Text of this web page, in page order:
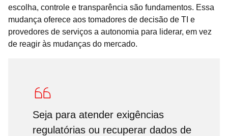
escolha, controle e transparência são fundamentos. Essa
mudança oferece aos tomadores de decisão de TI e
provedores de serviços a autonomia para liderar, em vez
de reagir às mudanças do mercado.
Seja para atender exigências
regulatórias ou recuperar dados de